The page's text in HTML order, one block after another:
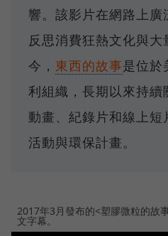
響。該影片在網路上
反思消費狂熱文化與
今， 東西的故事是位於
利組織，長期以來持
動畫、紀錄片和線上
活動與環保計畫。
2017年3月發布的<塑膠微粒的故
文字幕。